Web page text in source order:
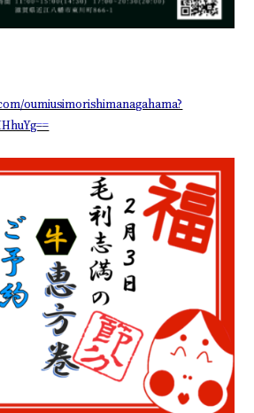
oumiusimorishimanagahama?